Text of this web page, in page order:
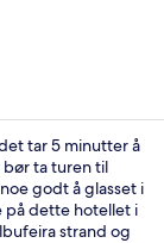
tar 5 minutter å
bør ta turen til
godt å glasset i
på dette hotellet i
strand og